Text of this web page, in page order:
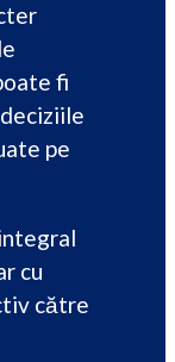
fi
pe
cu
către